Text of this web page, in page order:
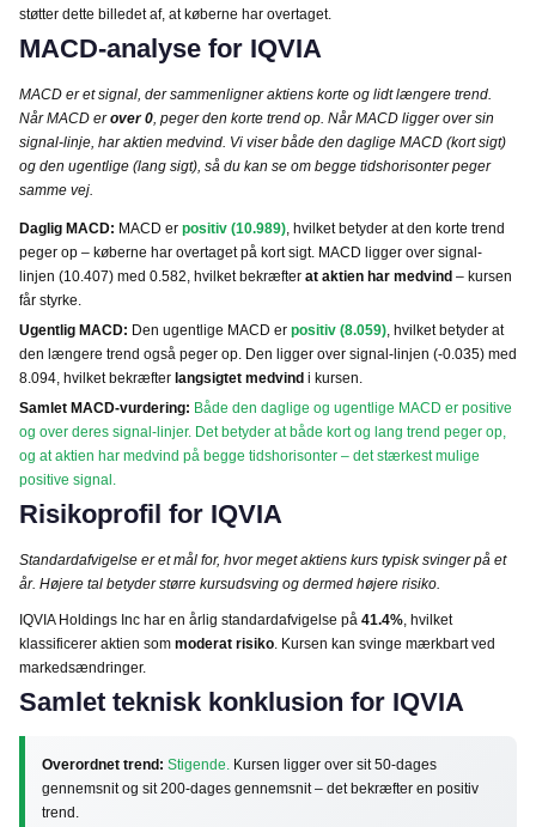
støtter dette billedet af, at køberne har overtaget.
MACD-analyse for IQVIA
MACD er et signal, der sammenligner aktiens korte og lidt længere trend.
Når MACD erover 0 , peger den korte trend op. Når MACD ligger over sin
signal-linje, har aktien medvind. Vi viser både den daglige MACD (kort sigt)
og den ugentlige (lang sigt), så du kan se om begge tidshorisonter peger
samme vej.
Daglig MACD: MACD er positiv (10.989) , hvilket betyder at den korte trend
peger op – køberne har overtaget på kort sigt. MACD ligger over signal-
linjen (10.407) med 0.582, hvilket bekræfter at aktien har medvind – kursen
får styrke.
Ugentlig MACD: Den ugentlige MACD er positiv (8.059) , hvilket betyder at
den længere trend også peger op. Den ligger over signal-linjen (-0.035) med
8.094, hvilket bekræfter langsigtet medvind i kursen.
Samlet MACD-vurdering: Både den daglige og ugentlige MACD er positive
og over deres signal-linjer. Det betyder at både kort og lang trend peger op,
og at aktien har medvind på begge tidshorisonter – det stærkest mulige
positive signal.
Risikoprofil for IQVIA
Standardafvigelse er et mål for, hvor meget aktiens kurs typisk svinger på et
år. Højere tal betyder større kursudsving og dermed højere risiko.
IQVIA Holdings Inc har en årlig standardafvigelse på 41.4% , hvilket
klassificerer aktien som moderat risiko . Kursen kan svinge mærkbart ved
markedsændringer.
Samlet teknisk konklusion for IQVIA
Overordnet trend: Stigende. Kursen ligger over sit 50-dages
gennemsnit og sit 200-dages gennemsnit – det bekræfter en positiv
trend.